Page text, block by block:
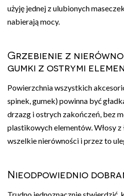
użyję jednej z ulubionych
nabierają mocy.
Grzebienie z
gumki z ostrymi
Powierzchnia wszystkich
spinek, gumek) powinna być
drzazg i ostrych zakończeń, bez
plastikowych elementów. Włosy z
wszelkie nierówności i przez to
Nieodpowiednio